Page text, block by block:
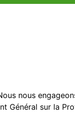
nous
Général sur la